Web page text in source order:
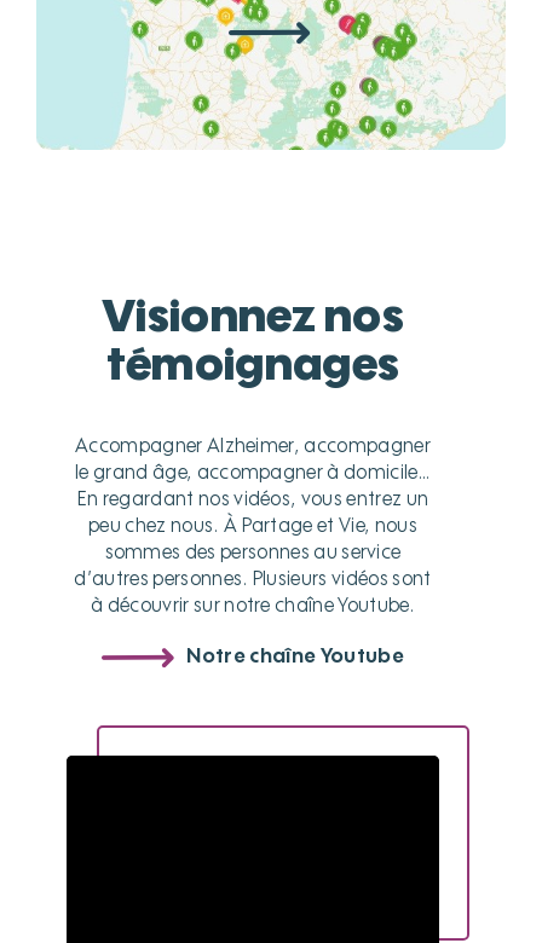
Visionnez nos
témoignages
Accompagner Alzheimer, accompagner
le grand âge, accompagner à domicile…
En regardant nos vidéos, vous entrez un
peu chez nous. À Partage et Vie, nous
sommes des personnes au service
d’autres personnes. Plusieurs vidéos sont
à découvrir sur notre chaîne Youtube.
Notre chaîne Youtube